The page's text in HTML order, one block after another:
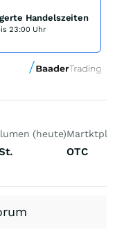
Handelszeiten
23:00 Uhr
(heute)
OTC